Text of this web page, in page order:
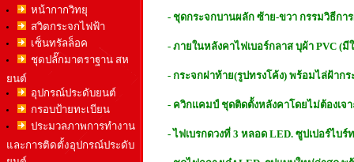
หน้ากากวิทยุ
สวิตกระจกไฟฟ้า
เซ็นทรัลล็อค
ชุดปลั๊กมาตราฐาน สห
ยนต์
อุปกรณ์ประดับยนต์
กรอบป้ายทะเบียน
ประมวลภาพการทำงาน
และการติดตั้งอุปกรณ์ประดับ
ยนต์
- ชุดกระจกบานผลัก ซ้าย-ขวา กรรมวิธีก
- ภายในหลังคาไฟเบอร์กลาส บุผ้า PVC (
- กระจกฝาท้าย(รูปทรงโค้ง) พร้อมไล่ฝ้าก
- ควิกแคมป์ ชุดติดตั้งหลังคาโดยไม่ต้องเจ
- ไฟเบรกดวงที่ 3 หลอด LED. ซูปเปอร์ไบร์ท